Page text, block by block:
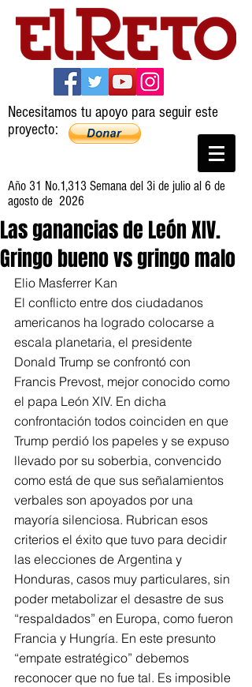
Necesitamos tu apoyo para seguir este
proyecto:
Año 31 No.1,313 Semana del 3i de julio al 6 de
agosto de 2026
Las ganancias de León XIV.
Gringo bueno vs gringo malo
Elio Masferrer Kan
El conflicto entre dos ciudadanos
americanos ha logrado colocarse a
escala planetaria, el presidente
Donald Trump se confrontó con
Francis Prevost, mejor conocido como
el papa León XIV. En dicha
confrontación todos coinciden en que
Trump perdió los papeles y se expuso
llevado por su soberbia, convencido
como está de que sus señalamientos
verbales son apoyados por una
mayoría silenciosa. Rubrican esos
criterios el éxito que tuvo para decidir
las elecciones de Argentina y
Honduras, casos muy particulares, sin
poder metabolizar el desastre de sus
“respaldados” en Europa, como fueron
Francia y Hungría. En este presunto
“empate estratégico” debemos
reconocer que no fue tal. Es imposible